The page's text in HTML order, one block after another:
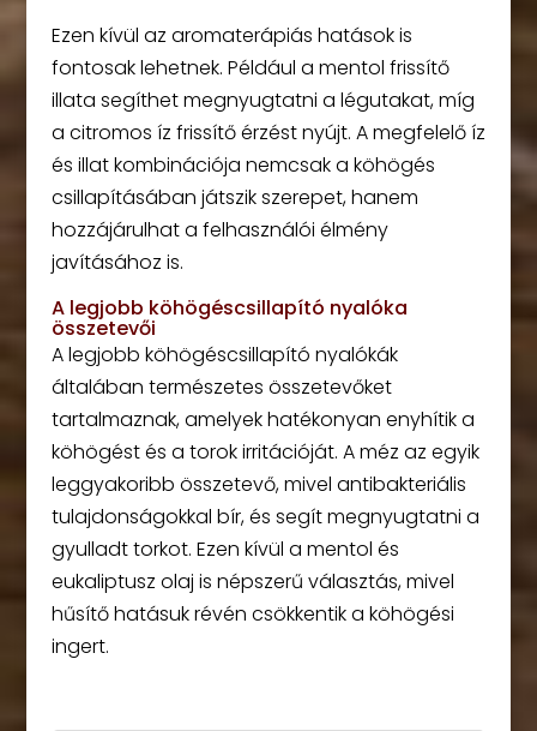
Ezen kívül az aromaterápiás hatások is
fontosak lehetnek. Például a mentol frissítő
illata segíthet megnyugtatni a légutakat, míg
a citromos íz frissítő érzést nyújt. A megfelelő íz
és illat kombinációja nemcsak a köhögés
csillapításában játszik szerepet, hanem
hozzájárulhat a felhasználói élmény
javításához is.
A legjobb köhögéscsillapító nyalóka
összetevői
A legjobb köhögéscsillapító nyalókák
általában természetes összetevőket
tartalmaznak, amelyek hatékonyan enyhítik a
köhögést és a torok irritációját. A méz az egyik
leggyakoribb összetevő, mivel antibakteriális
tulajdonságokkal bír, és segít megnyugtatni a
gyulladt torkot. Ezen kívül a mentol és
eukaliptusz olaj is népszerű választás, mivel
hűsítő hatásuk révén csökkentik a köhögési
ingert.